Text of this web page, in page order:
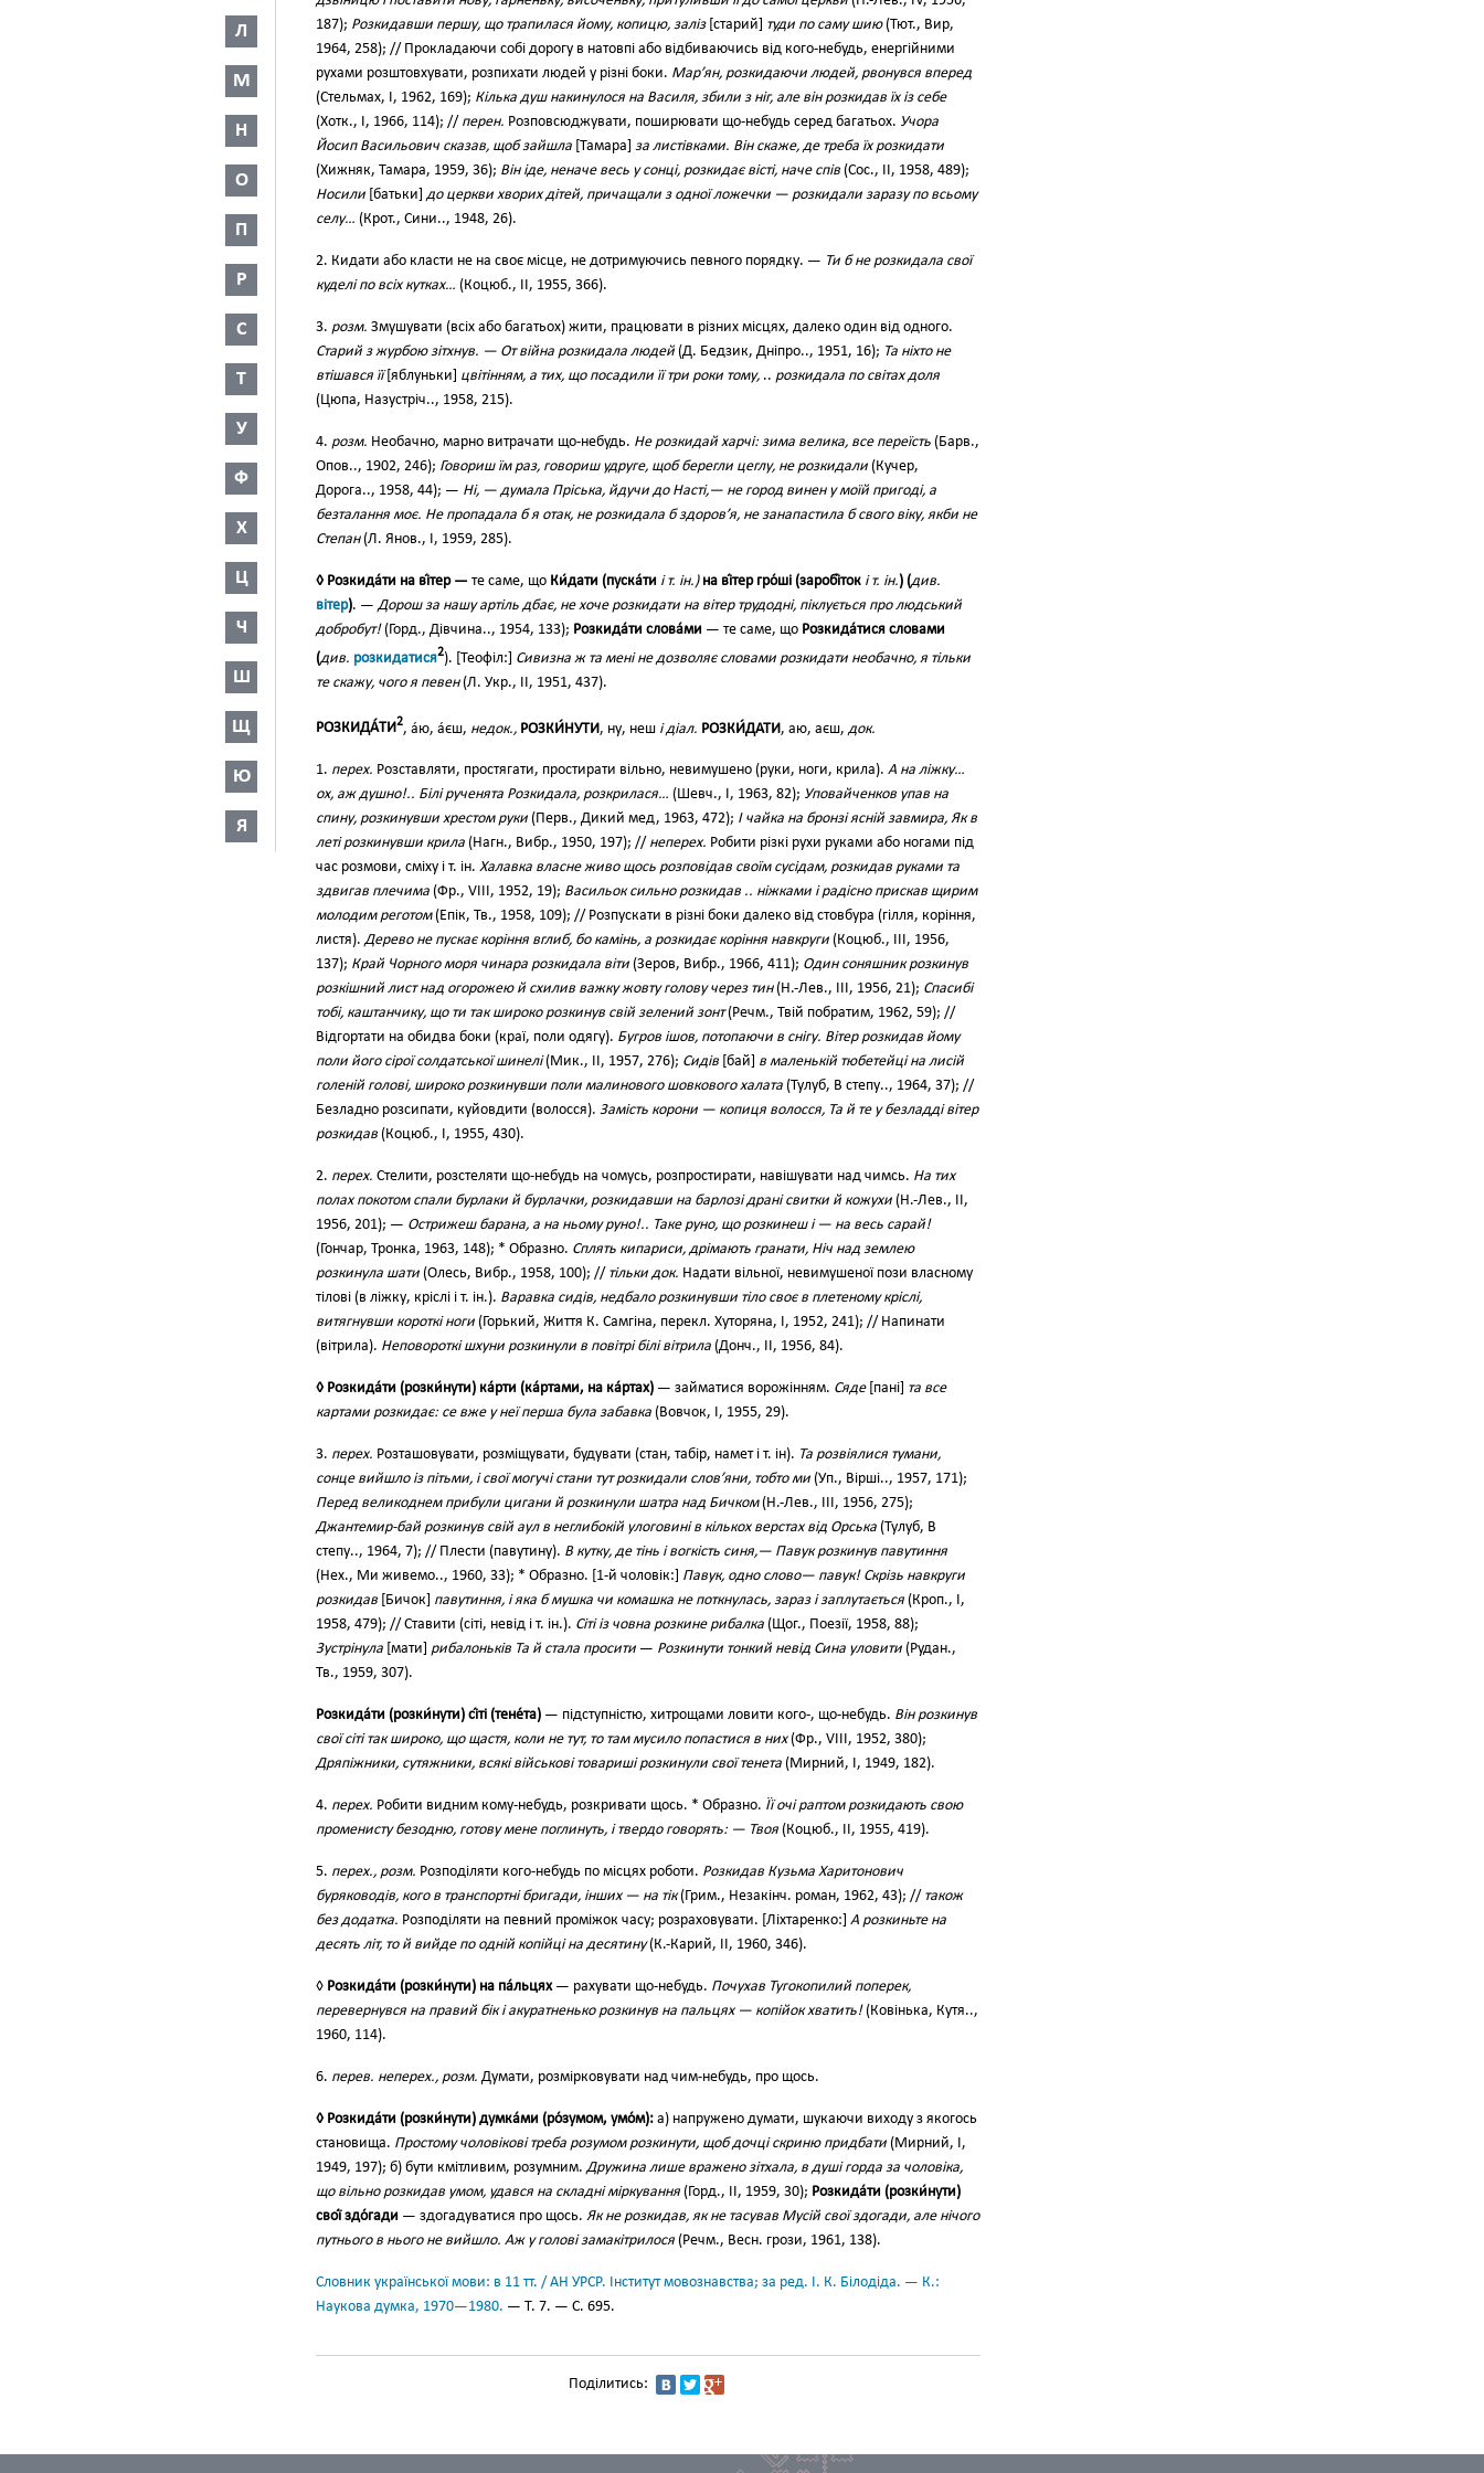
Л
М
Н
О
П
Р
С
Т
У
Ф
Х
Ц
Ч
Ш
Щ
Ю
Я
187); Розкидавши першу, що трапилася йому, копицю, заліз[старий] туди по саму шию(Тют., Вир,
1964, 258); // Прокладаючи собі дорогу в натовпі або відбиваючись від кого-небудь, енергійними
рухами розштовхувати, розпихати людей у різні боки. Мар’ян, розкидаючи людей, рвонувся вперед
(Стельмах, І, 1962, 169); Кілька душ накинулося на Василя, збили з ніг, але він розкидав їх із себе
(Хотк., І, 1966, 114); // перен. Розповсюджувати, поширювати що-небудь серед багатьох. Учора
Йосип Васильович сказав, щоб зайшла [Тамара] за листівками. Він скаже, де треба їх розкидати
(Хижняк, Тамара, 1959, 36); Він іде, неначе весь у сонці, розкидає вісті, наче спів (Сос., II, 1958, 489);
Носили [батьки] до церкви хворих дітей, причащали з одної ложечки — розкидали заразу по всьому
селу… (Крот., Сини.., 1948, 26).
2. Кидати або класти не на своє місце, не дотримуючись певного порядку. — Ти б не розкидала свої
куделі по всіх кутках… (Коцюб., II, 1955, 366).
3. розм. Змушувати (всіх або багатьох) жити, працювати в різних місцях, далеко один від одного.
Старий з журбою зітхнув. — От війна розкидала людей (Д. Бедзик, Дніпро.., 1951, 16); Та ніхто не
втішався її[яблуньки] цвітінням, а тих, що посадили її три роки тому, .. розкидала по світах доля
(Цюпа, Назустріч.., 1958, 215).
4. розм. Необачно, марно витрачати що-небудь. Не розкидай харчі: зима велика, все переїсть (Барв.,
Опов.., 1902, 246); Говориш їм раз, говориш удруге, щоб берегли цеглу, не розкидали (Кучер,
Дорога.., 1958, 44); — Ні, — думала Пріська, йдучи до Насті,— не город винен у моїй пригоді, а
безталання моє. Не пропадала б я отак, не розкидала б здоров’я, не занапастила б свого віку, якби не
Степан(Л. Янов., І, 1959, 285).
◊ Розкида́ти на ві́тер — те саме, що Ки́дати (пуска́ти і т. ін.) на ві́тер гро́ші (заробі́ток і т. ін.) (див.
вітер). — Дорош за нашу артіль дбає, не хоче розкидати на вітер трудодні, піклується про людський
добробут!(Горд., Дівчина.., 1954, 133); Розкида́ти слова́ми — те саме, що Розкида́тися словами
(див. розкидатися2). [Теофіл:] Сивизна ж та мені не дозволяє словами розкидати необачно, я тільки
те скажу, чого я певен(Л. Укр., II, 1951, 437).
РОЗКИДА́ТИ2, а́ю, а́єш, недок., РОЗКИ́НУТИ, ну, неш і діал. РОЗКИ́ДАТИ, аю, аєш, док.
1. перех. Розставляти, простягати, простирати вільно, невимушено (руки, ноги, крила). А на ліжку…
ох, аж душно!.. Білі рученята Розкидала, розкрилася… (Шевч., І, 1963, 82); Уповайченков упав на
спину, розкинувши хрестом руки (Перв., Дикий мед, 1963, 472); І чайка на бронзі ясній завмира, Як в
леті розкинувши крила (Нагн., Вибр., 1950, 197); // неперех. Робити різкі рухи руками або ногами під
час розмови, сміху і т. ін. Халавка власне живо щось розповідав своїм сусідам, розкидав руками та
здвигав плечима (Фр., VIII, 1952, 19); Васильок сильно розкидав .. ніжками і радісно прискав щирим
молодим реготом(Епік, Тв., 1958, 109); // Розпускати в різні боки далеко від стовбура (гілля, коріння,
листя).Дерево не пускає коріння вглиб, бо камінь, а розкидає коріння навкруги (Коцюб., III, 1956,
137); Край Чорного моря чинара розкидала віти (Зеров, Вибр., 1966, 411); Один соняшник розкинув
розкішний лист над огорожею й схилив важку жовту голову через тин(Н.-Лев., III, 1956, 21); Спасибі
тобі, каштанчику, що ти так широко розкинув свій зелений зонт(Речм., Твій побратим, 1962, 59); //
Відгортати на обидва боки (краї, поли одягу). Бугров ішов, потопаючи в снігу. Вітер розкидав йому
поли його сірої солдатської шинелі(Мик., II, 1957, 276); Сидів [бай] в маленькій тюбетейці на лисій
голеній голові, широко розкинувши поли малинового шовкового халата (Тулуб, В степу.., 1964, 37); //
Безладно розсипати, куйовдити (волосся). Замість корони — копиця волосся, Та й те у безладді вітер
розкидав (Коцюб., І, 1955, 430).
2. перех. Стелити, розстеляти що-небудь на чомусь, розпростирати, навішувати над чимсь. На тих
полах покотом спали бурлаки й бурлачки, розкидавши на барлозі драні свитки й кожухи (Н.-Лев., II,
1956, 201); — Острижеш барана, а на ньому руно!.. Таке руно, що розкинеш і — на весь сарай!
(Гончар, Тронка, 1963, 148); * Образно. Сплять кипариси, дрімають гранати, Ніч над землею
розкинула шати (Олесь, Вибр., 1958, 100); // тільки док. Надати вільної, невимушеної пози власному
тілові (в ліжку, кріслі і т. ін.). Варавка сидів, недбало розкинувши тіло своє в плетеному кріслі,
витягнувши короткі ноги (Горький, Життя К. Самгіна, перекл. Хуторяна, І, 1952, 241); // Напинати
(вітрила). Неповороткі шхуни розкинули в повітрі білі вітрила (Донч., II, 1956, 84).
◊ Розкида́ти (розки́нути) ка́рти (ка́ртами, на ка́ртах) — займатися ворожінням. Сяде[пані] та все
картами розкидає: се вже у неї перша була забавка (Вовчок, І, 1955, 29).
3. перех. Розташовувати, розміщувати, будувати (стан, табір, намет і т. ін). Та розвіялися тумани,
сонце вийшло із пітьми, і свої могучі стани тут розкидали слов’яни, тобто ми (Уп., Вірші.., 1957, 171);
Перед великоднем прибули цигани й розкинули шатра над Бичком(Н.-Лев., III, 1956, 275);
Джантемир-бай розкинув свій аул в неглибокій улоговині в кількох верстах від Орська (Тулуб, В
степу.., 1964, 7); // Плести (павутину). В кутку, де тінь і вогкість синя,— Павук розкинув павутиння
(Нех., Ми живемо.., 1960, 33); * Образно. [1-й чоловік:] Павук, одно слово— павук! Скрізь навкруги
розкидав [Бичок] павутиння, і яка б мушка чи комашка не поткнулась, зараз і заплутається (Кроп., І,
1958, 479); // Ставити (сіті, невід і т. ін.). Сіті із човна розкине рибалка (Щог., Поезії, 1958, 88);
Зустрінула [мати] рибалоньків Та й стала просити — Розкинути тонкий невід Сина уловити (Рудан.,
Тв., 1959, 307).
Розкида́ти (розки́нути) сі́ті (тене́та) — підступністю, хитрощами ловити кого-, що-небудь. Він розкинув
свої сіті так широко, що щастя, коли не тут, то там мусило попастися в них(Фр., VIII, 1952, 380);
Дряпіжники, сутяжники, всякі військові товариші розкинули свої тенета (Мирний, І, 1949, 182).
4. перех. Робити видним кому-небудь, розкривати щось. * Образно. Її очі раптом розкидають свою
променисту безодню, готову мене поглинуть, і твердо говорять: — Твоя (Коцюб., II, 1955, 419).
5. перех., розм. Розподіляти кого-небудь по місцях роботи. Розкидав Кузьма Харитонович
буряководів, кого в транспортні бригади, інших — на тік(Грим., Незакінч. роман, 1962, 43); // також
без додатка. Розподіляти на певний проміжок часу; розраховувати. [Ліхтаренко:] А розкиньте на
десять літ, то й вийде по одній копійці на десятину(К.-Карий, II, 1960, 346).
◊ Розкида́ти (розки́нути) на па́льцях— рахувати що-небудь. Почухав Тугокопилий поперек,
перевернувся на правий бік і акуратненько розкинув на пальцях — копійок хватить!(Ковінька, Кутя..,
1960, 114).
6. перев. неперех., розм. Думати, розмірковувати над чим-небудь, про щось.
◊ Розкида́ти (розки́нути) думка́ми (ро́зумом, умо́м): а) напружено думати, шукаючи виходу з якогось
становища. Простому чоловікові треба розумом розкинути, щоб дочці скриню придбати (Мирний, І,
1949, 197); б) бути кмітливим, розумним.Дружина лише вражено зітхала, в душі горда за чоловіка,
що вільно розкидав умом, удався на складні міркування (Горд., II, 1959, 30); Розкида́ти (розки́нути)
свої́ здо́гади — здогадуватися про щось. Як не розкидав, як не тасував Мусій свої здогади, але нічого
путнього в нього не вийшло. Аж у голові замакітрилося (Речм., Весн. грози, 1961, 138).
Словник української мови: в 11 тт. / АН УРСР. Інститут мовознавства; за ред. І. К. Білодіда. — К.:
Наукова думка, 1970—1980. — Т. 7. — С. 695.
Поділитись: